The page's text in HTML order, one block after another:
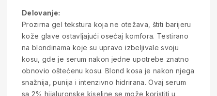
Delovanje:
Prozirna gel tekstura koja ne otežava, štiti barijeru
kože glave ostavljajući osećaj komfora. Testirano
na blondinama koje su upravo izbeljivale svoju
kosu, gde je serum nakon jedne upotrebe znatno
obnovio oštećenu kosu. Blond kosa je nakon njega
snažnija, punija i intenzivno hidrirana. Ovaj serum
sa 2% hijaluronske kiseline se može koristiti u